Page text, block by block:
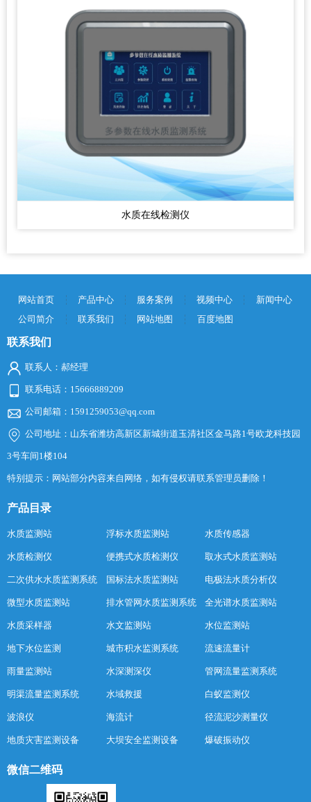
水质在线检测仪
网站首页 产品中心 服务案例 视频中心
新闻中心
公司简介
联系我们 网站地图 百度地图
联系我们
联系人：郝经理
联系电话：15666889209
公司邮箱：1591259053@qq.com
公司地址：山东省潍坊高新区新城街道玉清社区金马路1号欧龙科技园
3号车间1楼104
特别提示：网站部分内容来自网络，如有侵权请联系管理员删除！
产品目录
水质监测站 浮标水质监测站 水质传感器
水质检测仪 便携式水质检测仪 取水式水质监测站
二次供水水质监测系统 国标法水质监测站 电极法水质分析仪
微型水质监测站 排水管网水质监测系统 全光谱水质监测站
水质采样器 水文监测站 水位监测站
地下水位监测 城市积水监测系统 流速流量计
雨量监测站 水深测深仪 管网流量监测系统
明渠流量监测系统 水域救援 白蚁监测仪
波浪仪 海流计 径流泥沙测量仪
地质灾害监测设备 大坝安全监测设备 爆破振动仪
微信二维码